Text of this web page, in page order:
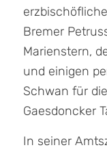
Bremer
Marienstern,
und einigen
Schwan für
Gaesdoncker
In seiner